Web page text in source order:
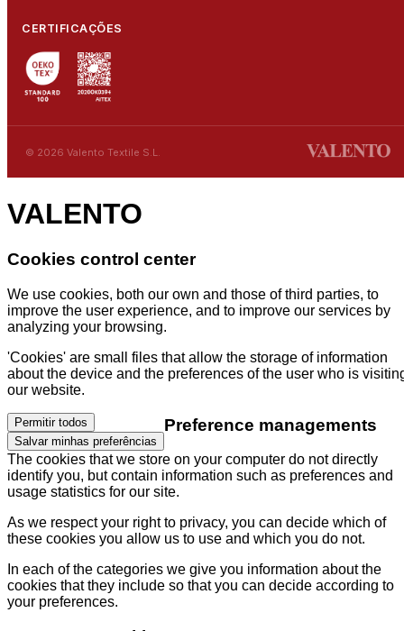
CERTIFICAÇÕES
© 2026 Valento Textile S.L.
VALENTO
Cookies control center
We use cookies, both our own and those of third parties, to
improve the user experience, and to improve our services by
analyzing your browsing.
'Cookies' are small files that allow the storage of information
about the device and the preferences of the user who is
our website.
Permitir todos
Salvar minhas preferências
Preference managements
The cookies that we store on your computer do not directly
identify you, but contain information such as preferences and
usage statistics for our site.
As we respect your right to privacy, you can decide which of
these cookies you allow us to use and which you do not.
In each of the categories we give you information about the
cookies that they include so that you can decide according to
your preferences.